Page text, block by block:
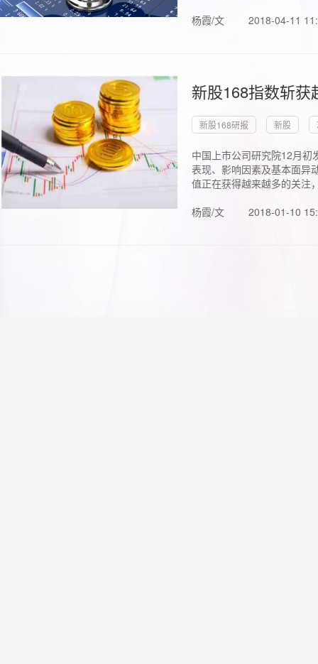
杨霞/文
2018-04-11
新股168指数斩
新股168研报 新股
中国上市公司研究院12月初
表现、影响因素及基本面异
值正在获得越来越多的关注
杨霞/文
2018-01-10